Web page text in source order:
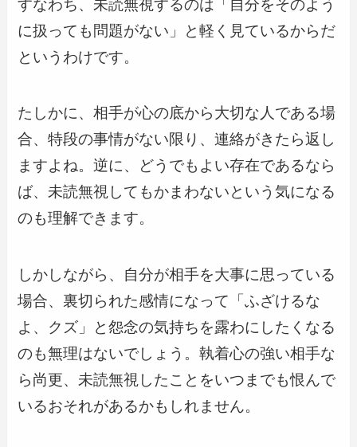
すなわち、未読無視するのは「自分をそのよう
に扱っても問題がない」と軽く見ているからだ
というわけです。
たしかに、相手が心の底から大切な人である場
合、特段の事情がない限り、連絡がきたら返し
ますよね。逆に、どうでもよい存在であるなら
ば、未読無視してもかまわないという気になる
のも理解できます。
しかしながら、自分が相手を大事に思っている
場合、裏切られた感情になって「ふざけるな
よ、クズ」と怨念の気持ちを露わにしたくなる
のも無理はないでしょう。執着心の強い相手な
ら尚更、未読無視したことをいつまでも恨んで
いるおそれがあるかもしれません。